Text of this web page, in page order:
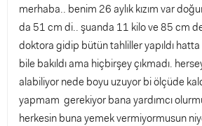
merhaba.. benim 26 aylık kızım var
da 51 cm di.. şuanda 11 kilo ve 85 cm
doktora gidip bütün tahliller yapıldı hatta
bile bakıldı ama hiçbirşey çıkmadı.
alabiliyor nede boyu uzuyor bi ölçüde
yapmam gerekiyor bana yardımcı
herkesin buna yemek vermiyormusun